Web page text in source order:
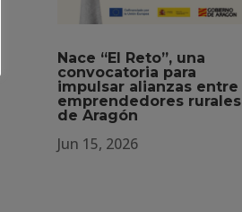
Nace “El Reto”, una
convocatoria para
impulsar alianzas entre
emprendedores rurales
de Aragón
Jun 15, 2026